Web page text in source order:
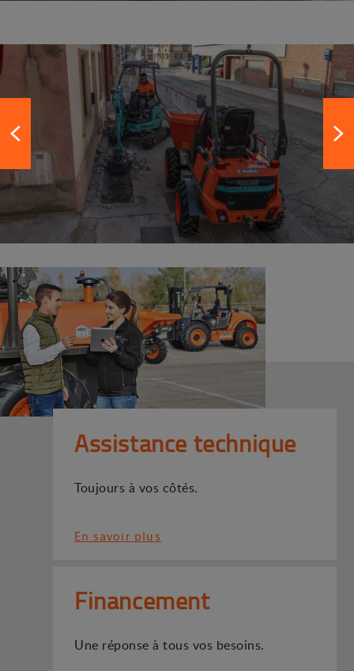
Assistance technique
Toujours à vos côtés.
En savoir plus
Financement
Une réponse à tous vos besoins.